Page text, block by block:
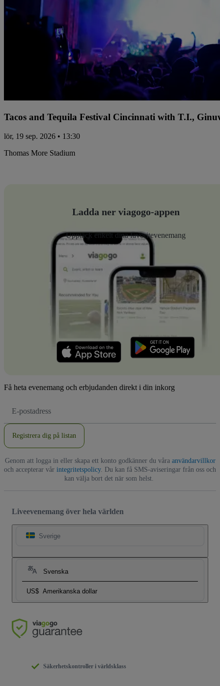
Tacos and Tequila Festival Cincinnati with T.I.,
lör, 19 sep. 2026 • 13:30
Thomas More Stadium
Ladda ner viagogo-appen
Upptäck enkelt dina favoritevenemang
Få heta evenemang och erbjudanden direkt i din inkorg
postadress
Registrera dig på listan
Genom att logga in eller skapa ett konto godkänner du våra användarvillkor
och accepterar vår integritetspolicy. Du kan få SMS-aviseringar från oss och
kan välja bort det när som helst.
Liveevenemang över hela världen
Sverige
Svenska
US$ Amerikanska dollar
Säkerhetskontroller i världsklass